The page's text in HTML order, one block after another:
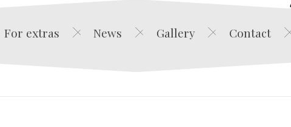
For extras News Gallery Contact